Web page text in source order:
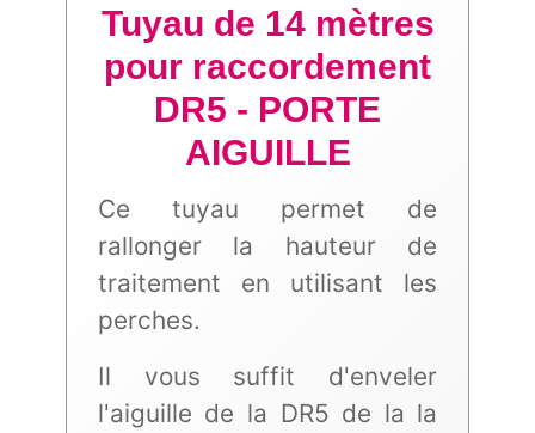
Tuyau de 14 mètres
pour raccordement
DR5 - PORTE
AIGUILLE
Ce tuyau permet de
rallonger la hauteur de
traitement en utilisant les
perches.
Il vous suffit d'enveler
l'aiguille de la DR5 de la la